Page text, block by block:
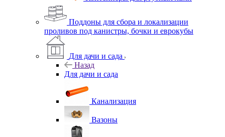
Поддоны для сбора и локализации
проливов под канистры, бочки и еврокубы
Для дачи и сада
Назад
Для дачи и сада
Канализация
Вазоны